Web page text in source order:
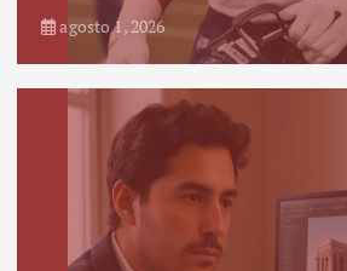
agosto 1, 2026